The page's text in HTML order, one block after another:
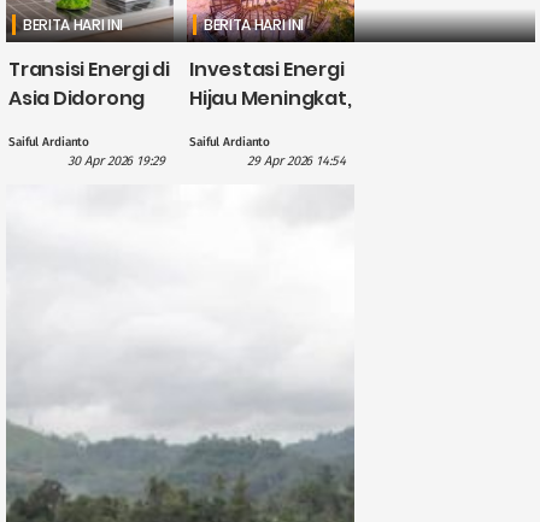
BERITA HARI INI
Transisi Energi di
Asia Didorong
International
Saiful Ardianto
30 Apr 2026 19:29
BERITA HARI INI
Investasi Energi
Hijau Meningkat,
Dana US$5
Saiful Ardianto
29 Apr 2026 14:54